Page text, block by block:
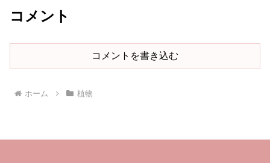
コメント
コメントを書き込む
ホーム 植物